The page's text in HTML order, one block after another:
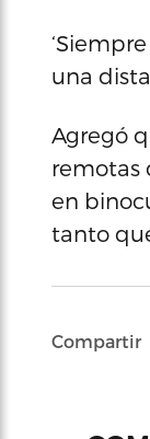
una
Agregó
remotas
en
tanto
Compartir